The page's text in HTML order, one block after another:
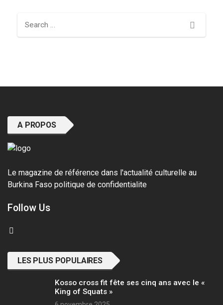
Search
A PROPOS
Le magazine de référence dans l'actualité culturelle au
Burkina Faso politique de confidentialite
Follow Us
LES PLUS POPULAIRES
Kosso cross fit fête ses cinq ans avec le «
King of Squats »